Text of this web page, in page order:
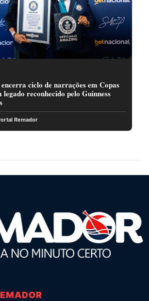
ciclo de narrações em Copas
reconhecido pelo Guinness
Remador